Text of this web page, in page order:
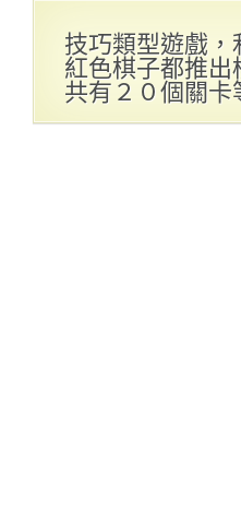
技巧類型遊戲
紅色棋子都推
共有２０個關